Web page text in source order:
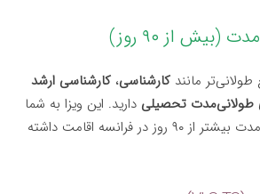
مانندکارشناسی،کارشناسی ارشد
طولانی‌مدت تحصیلی دارید. این ویزا به شما
اجازه می‌دهد که برای مدت بیشتر از ۹۰ روز در فرانسه اقامت داشته